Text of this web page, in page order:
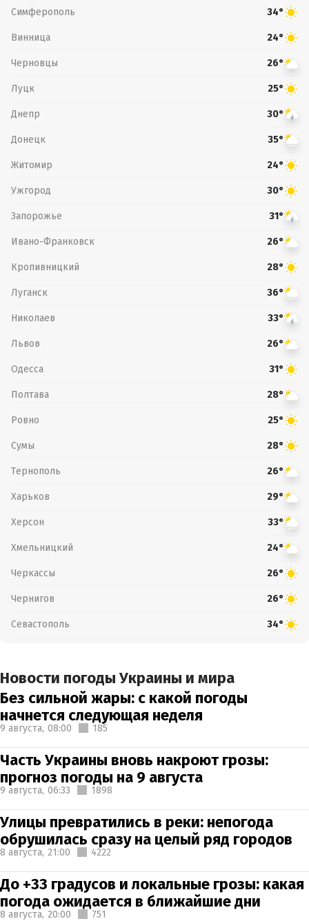
Симферополь 34°
Винница 24°
Черновцы 26°
Луцк 25°
Днепр 30°
Донецк 35°
Житомир 24°
Ужгород 30°
Запорожье 31°
Ивано-Франковск 26°
Кропивницкий 28°
Луганск 36°
Николаев 33°
Львов 26°
Одесса 31°
Полтава 28°
Ровно 25°
Сумы 28°
Тернополь 26°
Харьков 29°
Херсон 33°
Хмельницкий 24°
Черкассы 26°
Чернигов 26°
Севастополь 34°
Новости погоды Украины и мира
Без сильной жары: с какой погоды
начнется следующая неделя
9 августа, 08:00 185
Часть Украины вновь накроют грозы:
прогноз погоды на 9 августа
9 августа, 06:33 1898
Улицы превратились в реки: непогода
обрушилась сразу на целый ряд городов
8 августа, 21:00 4222
До +33 градусов и локальные грозы: какая
погода ожидается в ближайшие дни
8 августа, 20:00 751